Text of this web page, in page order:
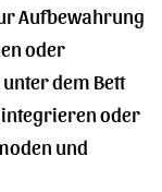
Aufbewahrung
oder
dem Bett
oder
und